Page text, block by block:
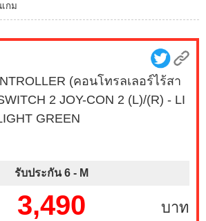
กม
(คอนโทรลเลอร์ไร้สา
2 JOY-CON 2 (L)/(R) - LI
GREEN
รับประกัน 6 - M
บาท
3,490